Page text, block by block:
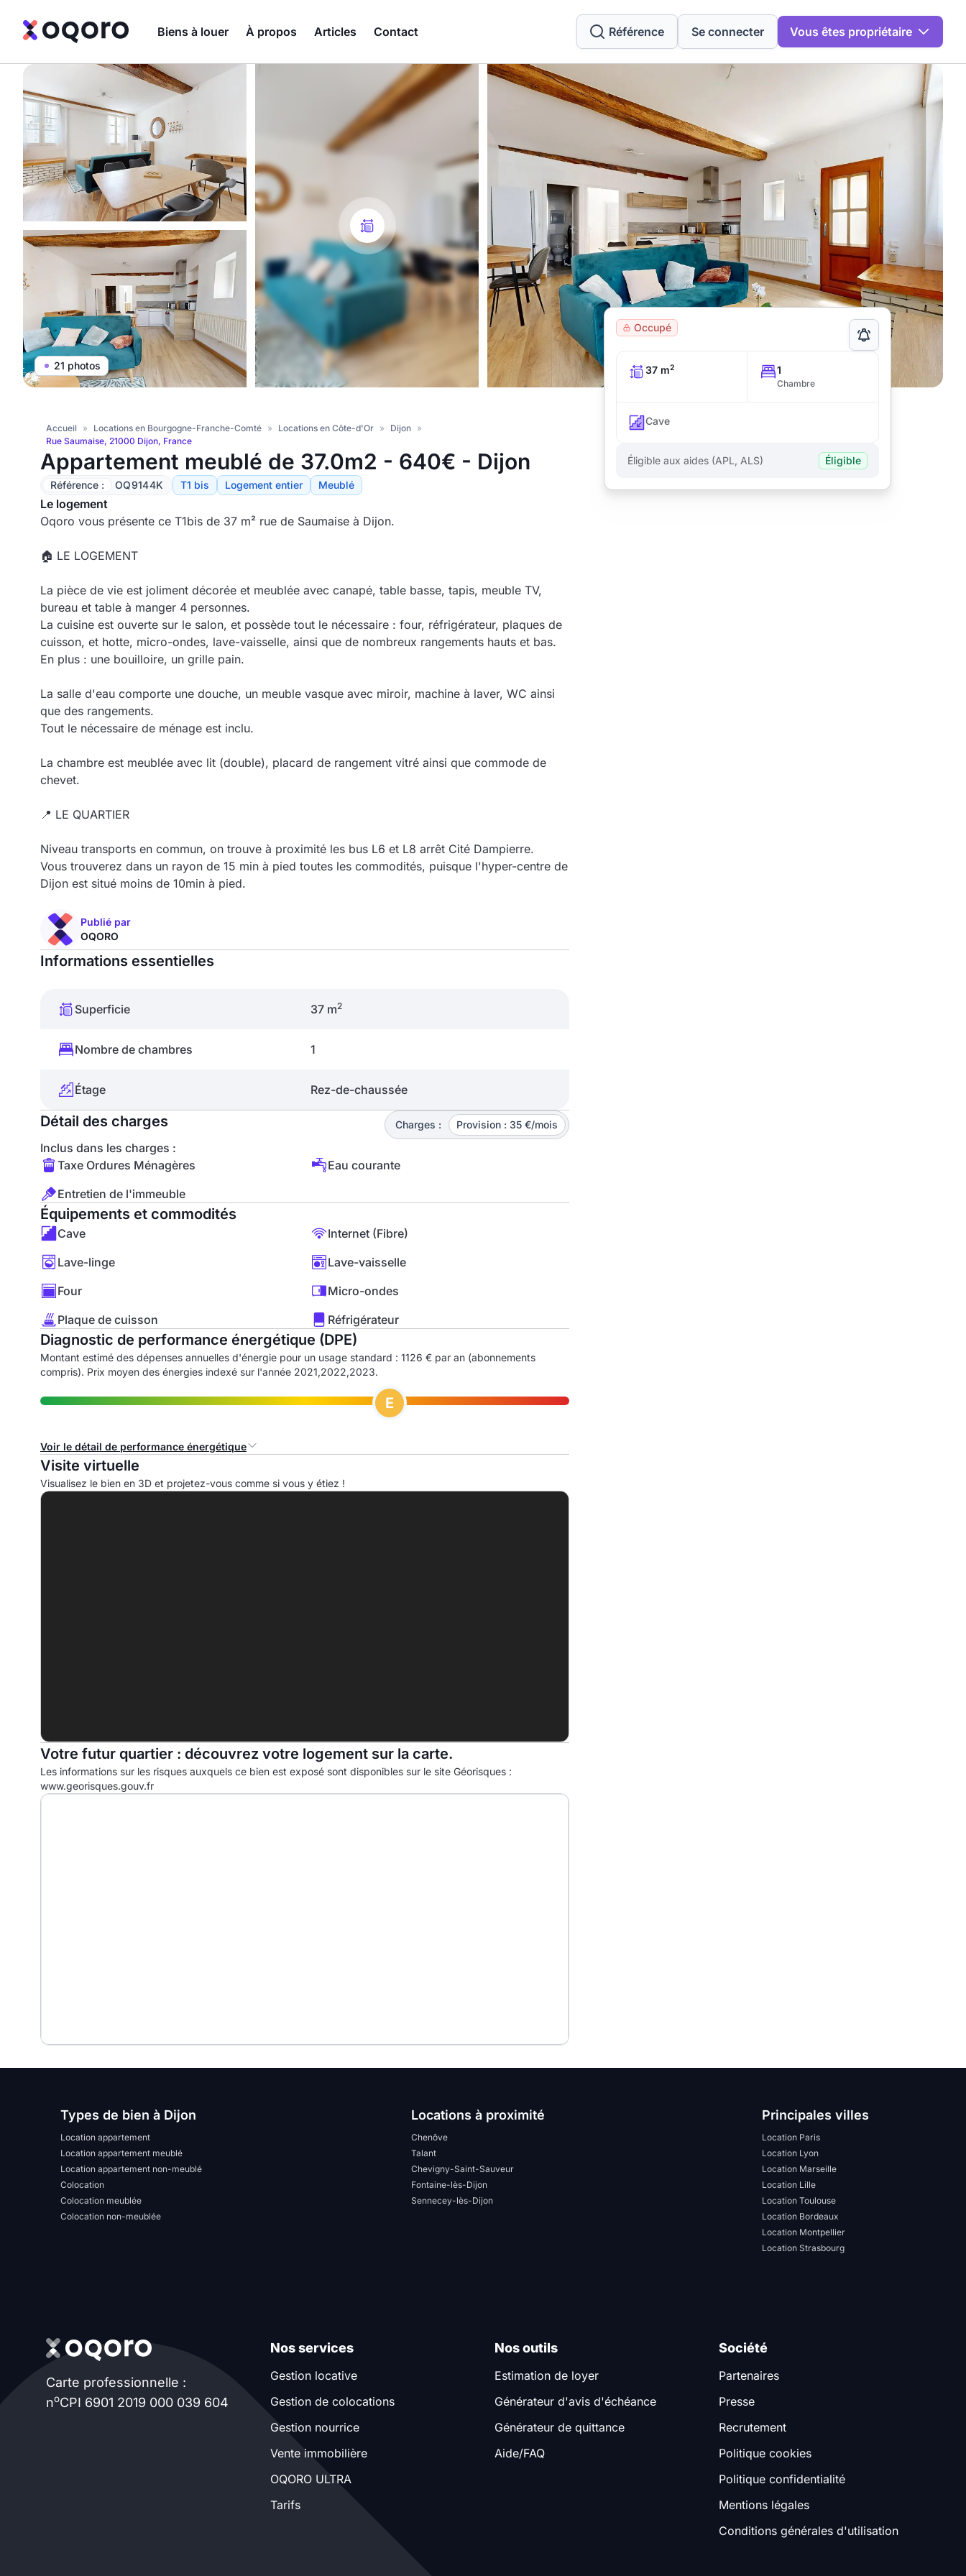
Biens à louer À propos Articles Contact Référence Se connecter Vous êtes propriétaire
21 photos
Accueil » Locations en Bourgogne-Franche-Comté » Locations en Côte-d'Or » Dijon »
Rue Saumaise, 21000 Dijon, France
Appartement meublé de 37.0m2 - 640€ - Dijon
Référence : OQ9144K T1 bis Logement entier Meublé
Le logement
Oqoro vous présente ce T1bis de 37 m² rue de Saumaise à Dijon.
🏠 LE LOGEMENT
La pièce de vie est joliment décorée et meublée avec canapé, table basse, tapis, meuble TV,
bureau et table à manger 4 personnes.
La cuisine est ouverte sur le salon, et possède tout le nécessaire : four, réfrigérateur, plaques de
cuisson, et hotte, micro-ondes, lave-vaisselle, ainsi que de nombreux rangements hauts et bas.
En plus : une bouilloire, un grille pain.
La salle d'eau comporte une douche, un meuble vasque avec miroir, machine à laver, WC ainsi
que des rangements.
Tout le nécessaire de ménage est inclu.
La chambre est meublée avec lit (double), placard de rangement vitré ainsi que commode de
chevet.
📍 LE QUARTIER
Niveau transports en commun, on trouve à proximité les bus L6 et L8 arrêt Cité Dampierre.
Vous trouverez dans un rayon de 15 min à pied toutes les commodités, puisque l'hyper-centre de
Dijon est situé moins de 10min à pied.
Publié par
OQORO
Informations essentielles
Superficie 37 m2
Nombre de chambres 1
Étage Rez-de-chaussée
Détail des charges Charges : Provision : 35 €/mois
Inclus dans les charges :
Taxe Ordures Ménagères
Eau courante
Entretien de l'immeuble
Équipements et commodités
Cave
Internet (Fibre)
Lave-linge
Lave-vaisselle
Four
Micro-ondes
Plaque de cuisson
Réfrigérateur
Diagnostic de performance énergétique (DPE)
Montant estimé des dépenses annuelles d'énergie pour un usage standard : 1126 € par an (abonnements
compris). Prix moyen des énergies indexé sur l'année 2021,2022,2023.
E
Voir le détail de performance énergétique
Consommation d'énergie primaire (CEP) Indice d'émission de gaz à effet de serre (EGES)
Visite virtuelle
Visualisez le bien en 3D et projetez-vous comme si vous y étiez !
Votre futur quartier : découvrez votre logement sur la carte.
Les informations sur les risques auxquels ce bien est exposé sont disponibles sur le site Géorisques :
www.georisques.gouv.fr
Occupé
37 m2 1
Chambre
Cave
Éligible aux aides (APL, ALS) Éligible
Types de bien à Dijon
Location appartement
Location appartement meublé
Location appartement non-meublé
Colocation
Colocation meublée
Colocation non-meublée
Locations à proximité
Chenôve
Talant
Chevigny-Saint-Sauveur
Fontaine-lès-Dijon
Sennecey-lès-Dijon
Principales villes
Location Paris
Location Lyon
Location Marseille
Location Lille
Location Toulouse
Location Bordeaux
Location Montpellier
Location Strasbourg
Carte professionnelle :
noCPI 6901 2019 000 039 604
Nos services
Gestion locative
Gestion de colocations
Gestion nourrice
Vente immobilière
OQORO ULTRA
Tarifs
Nos outils
Estimation de loyer
Générateur d'avis d'échéance
Générateur de quittance
Aide/FAQ
Société
Partenaires
Presse
Recrutement
Politique cookies
Politique confidentialité
Mentions légales
Conditions générales d'utilisation